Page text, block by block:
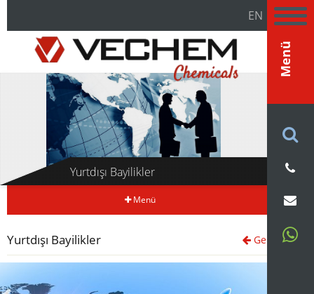
Menü
EN
Yurtdışı Bayilikler
Menü
Yurtdışı Bayilikler Geri